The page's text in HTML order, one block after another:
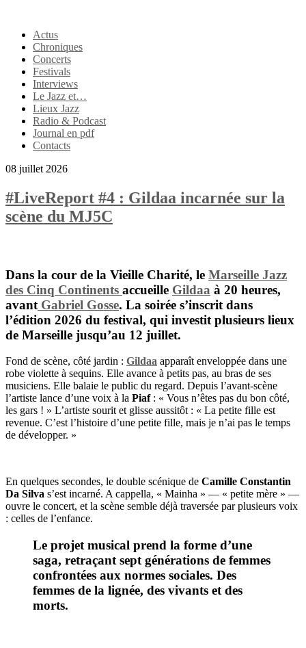
Actus
Chroniques
Concerts
Festivals
Interviews
Le Jazz et…
Lieux Jazz
Radio & Podcast
Journal en pdf
Contacts
08 juillet 2026
#LiveReport #4 : Gildaa incarnée sur la
scène du MJ5C
Dans la cour de la Vieille Charité, le Marseille Jazz
des Cinq Continents accueille Gildaa à 20 heures,
avant Gabriel Gosse. La soirée s’inscrit dans
l’édition 2026 du festival, qui investit plusieurs lieux
de Marseille jusqu’au 12 juillet.
Fond de scène, côté jardin : Gildaa apparaît enveloppée dans une
robe violette à sequins. Elle avance à petits pas, au bras de ses
musiciens. Elle balaie le public du regard. Depuis l’avant-scène
l’artiste lance d’une voix à la Piaf: « Vous n’êtes pas du bon côté,
les gars ! » L’artiste sourit et glisse aussitôt : « La petite fille est
revenue. C’est l’histoire d’une petite fille, mais je n’ai pas le temps
de développer. »
En quelques secondes, le double scénique de Camille Constantin
Da Silva s’est incarné. A cappella, « Mainha » — « petite mère » —
ouvre le concert, et la scène semble déjà traversée par plusieurs voix
: celles de l’enfance.
Le projet musical prend la forme d’une
saga, retraçant sept générations de femmes
confrontées aux normes sociales. Des
femmes de la lignée, des vivants et des
morts.